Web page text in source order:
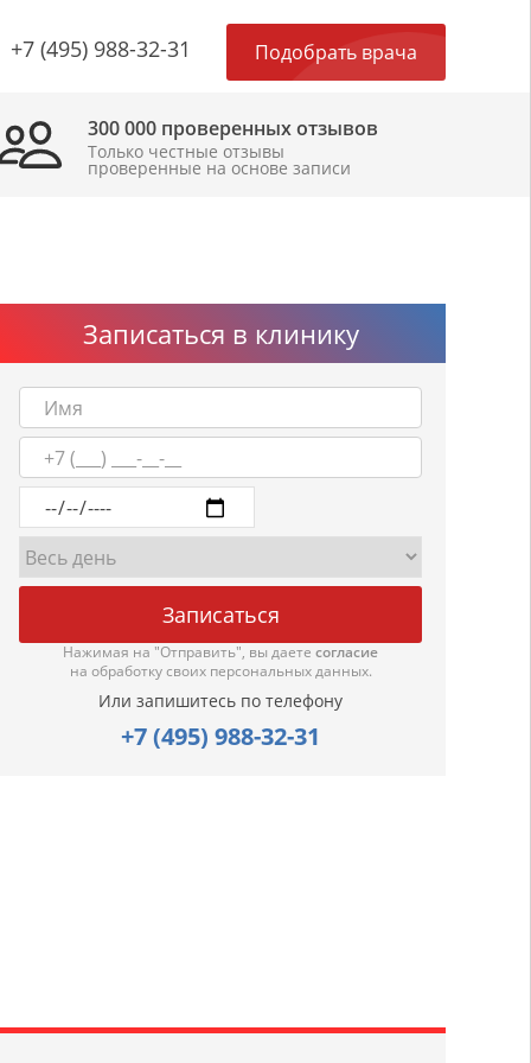
+7 (495) 988-32-31 Подобрать врача
300 000 проверенных отзывов
Только честные отзывы
проверенные на основе записи
Записаться в клинику
Нажимая на "Отправить", вы даете согласие
на обработку своих персональных данных.
Или запишитесь по телефону
+7 (495) 988-32-31